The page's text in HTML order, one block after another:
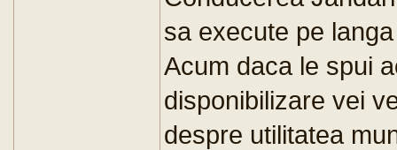
sa execute pe
Acum daca le spui
disponibilizare vei
despre utilitatea